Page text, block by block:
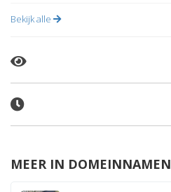
Bekijk alle
MEER IN DOMEINNAMEN